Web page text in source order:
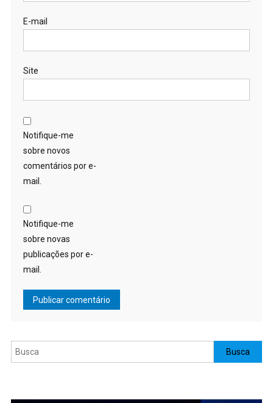
E-mail
Site
Notifique-me
sobre novos
comentários por e-
mail.
Notifique-me
sobre novas
publicações por e-
mail.
Pesquisar Busca